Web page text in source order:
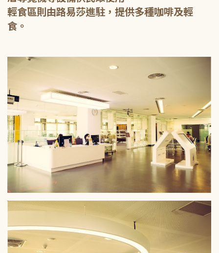
輕食區則由路易莎進駐，提供多種咖啡及輕
食。